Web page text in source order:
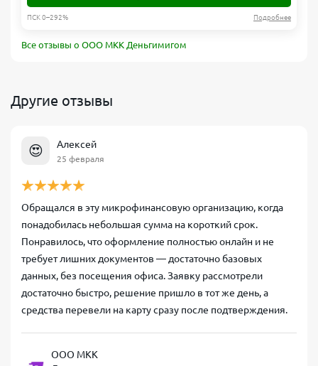
ПСК 0–292% Подробнее
Все отзывы о ООО МКК Деньгимигом
Другие отзывы
😍 Алексей
25 февраля
Обращался в эту микрофинансовую организацию, когда
понадобилась небольшая сумма на короткий срок.
Понравилось, что оформление полностью онлайн и не
требует лишних документов — достаточно базовых
данных, без посещения офиса. Заявку рассмотрели
достаточно быстро, решение пришло в тот же день, а
средства перевели на карту сразу после подтверждения.
ООО МКК